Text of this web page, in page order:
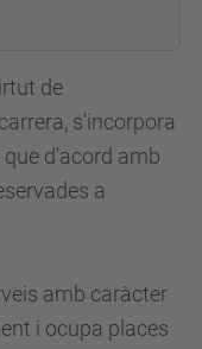
de
s'incorpora
que d'acord amb
a
amb caràcter
i ocupa places